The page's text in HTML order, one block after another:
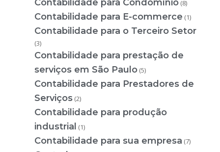
Contabilidade para Condomínio (8)
Contabilidade para E-commerce (1)
Contabilidade para o Terceiro Setor
(3)
Contabilidade para prestação de
serviços em São Paulo (5)
Contabilidade para Prestadores de
Serviços (2)
Contabilidade para produção
industrial (1)
Contabilidade para sua empresa (7)